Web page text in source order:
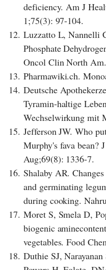
deficiency. Am J
1;75(3): 97-104.
12. Luzzatto L, Nannelli
Phosphate
Oncol Clin North
13. Pharmawiki.ch.
14. Deutsche
Tyramin-haltige
Wechselwirkung mit
15. Jefferson JW. Who
Murphy's fava bean?
Aug;69(8): 1336-7.
16. Shalaby AR.
and germinating
during cooking.
17. Moret S, Smela D,
biogenic
vegetables. Food
18. Duthie SJ,